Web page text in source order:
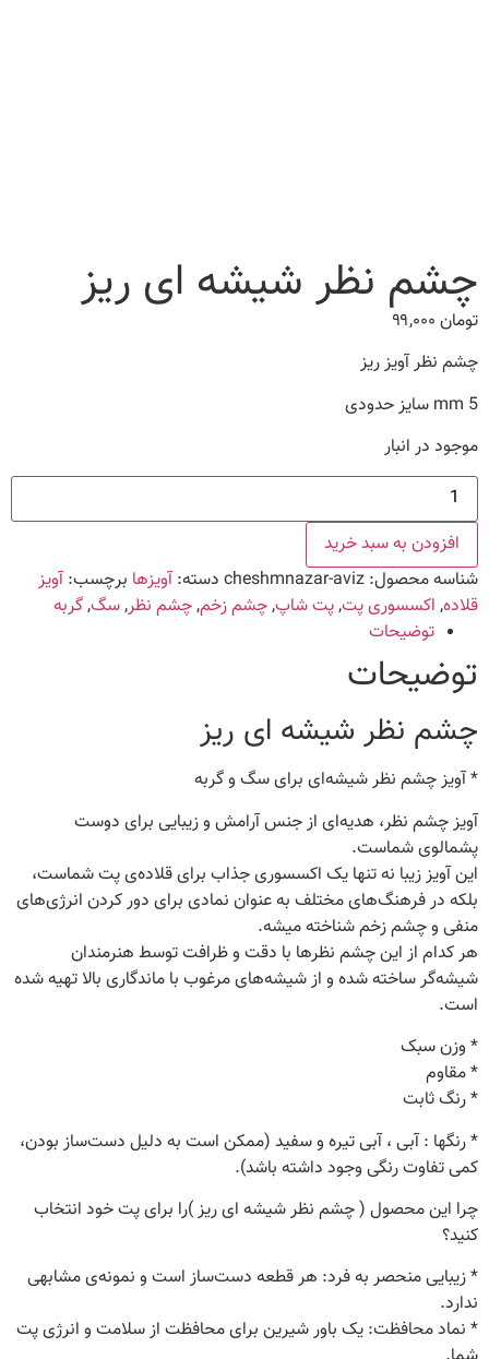
چشم نظر شیشه ای ریز
تومان
چشم نظر آویز ریز
5 mm سایز حدودی
موجود در انبار
چشم
نظر
شیشه
عدد
افزودن به سبد خرید
شناسه محصول: cheshmnazar-aviz دسته:آویزها برچسب:آویز
قلاده, اکسسوری پت,پت شاپ,چشم زخم,چشم نظر,سگ,گربه
توضیحات
توضیحات
چشم نظر شیشه ای ریز
* آویز چشم نظر شیشه‌ای برای سگ و گربه
آویز چشم نظر، هدیه‌ای از جنس آرامش و زیبایی برای دوست
پشمالوی شماست.
این آویز زیبا نه تنها یک اکسسوری جذاب برای قلاده‌ی پت شماست،
بلکه در فرهنگ‌های مختلف به عنوان نمادی برای دور کردن انرژی‌های
منفی و چشم زخم شناخته میشه.
هر کدام از این چشم نظرها با دقت و ظرافت توسط هنرمندان
شیشه‌گر ساخته شده و از شیشه‌های مرغوب با ماندگاری بالا تهیه شده
است.
* وزن سبک
* مقاوم
* رنگ ثابت
* رنگها : آبی ، آبی تیره و سفید (ممکن است به دلیل دست‌ساز بودن،
کمی تفاوت رنگی وجود داشته باشد).
چرا این محصول ( چشم نظر شیشه ای ریز )را برای پت خود انتخاب
کنید؟
* زیبایی منحصر به فرد: هر قطعه دست‌ساز است و نمونه‌ی مشابهی
ندارد.
* نماد محافظت: یک باور شیرین برای محافظت از سلامت و انرژی پت